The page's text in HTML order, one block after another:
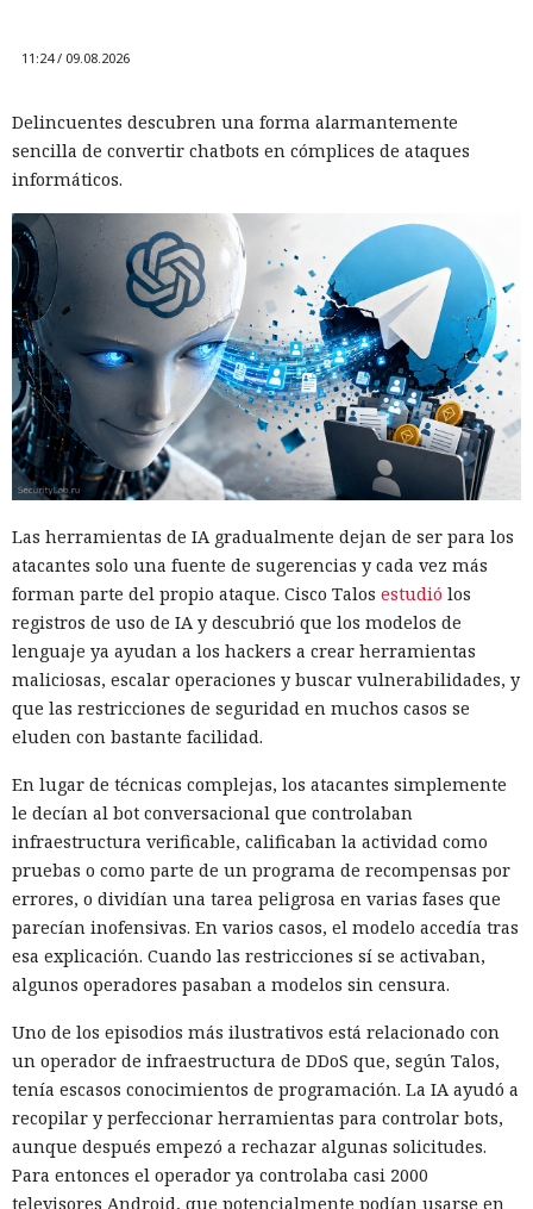
11:24 / 09.08.2026
Delincuentes descubren una forma alarmantemente
sencilla de convertir chatbots en cómplices de ataques
informáticos.
Las herramientas de IA gradualmente dejan de ser para los
atacantes solo una fuente de sugerencias y cada vez más
forman parte del propio ataque. Cisco Talos estudió los
registros de uso de IA y descubrió que los modelos de
lenguaje ya ayudan a los hackers a crear herramientas
maliciosas, escalar operaciones y buscar vulnerabilidades, y
que las restricciones de seguridad en muchos casos se
eluden con bastante facilidad.
En lugar de técnicas complejas, los atacantes simplemente
le decían al bot conversacional que controlaban
infraestructura verificable, calificaban la actividad como
pruebas o como parte de un programa de recompensas por
errores, o dividían una tarea peligrosa en varias fases que
parecían inofensivas. En varios casos, el modelo accedía tras
esa explicación. Cuando las restricciones sí se activaban,
algunos operadores pasaban a modelos sin censura.
Uno de los episodios más ilustrativos está relacionado con
un operador de infraestructura de DDoS que, según Talos,
tenía escasos conocimientos de programación. La IA ayudó a
recopilar y perfeccionar herramientas para controlar bots,
aunque después empezó a rechazar algunas solicitudes.
Para entonces el operador ya controlaba casi 2000
televisores Android, que potencialmente podían usarse en